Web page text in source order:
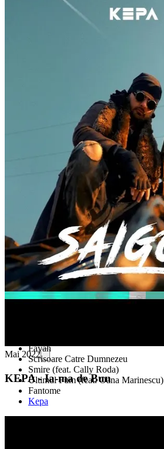
Fayah
Scrisoare Catre Dumnezeu
Smire (feat. Cally Roda)
Ultimul Fum (feat. Oana Marinescu)
Fantome
Pagina externă
Mai 2022
KEPA - Ia-ma de Bun
Kepa